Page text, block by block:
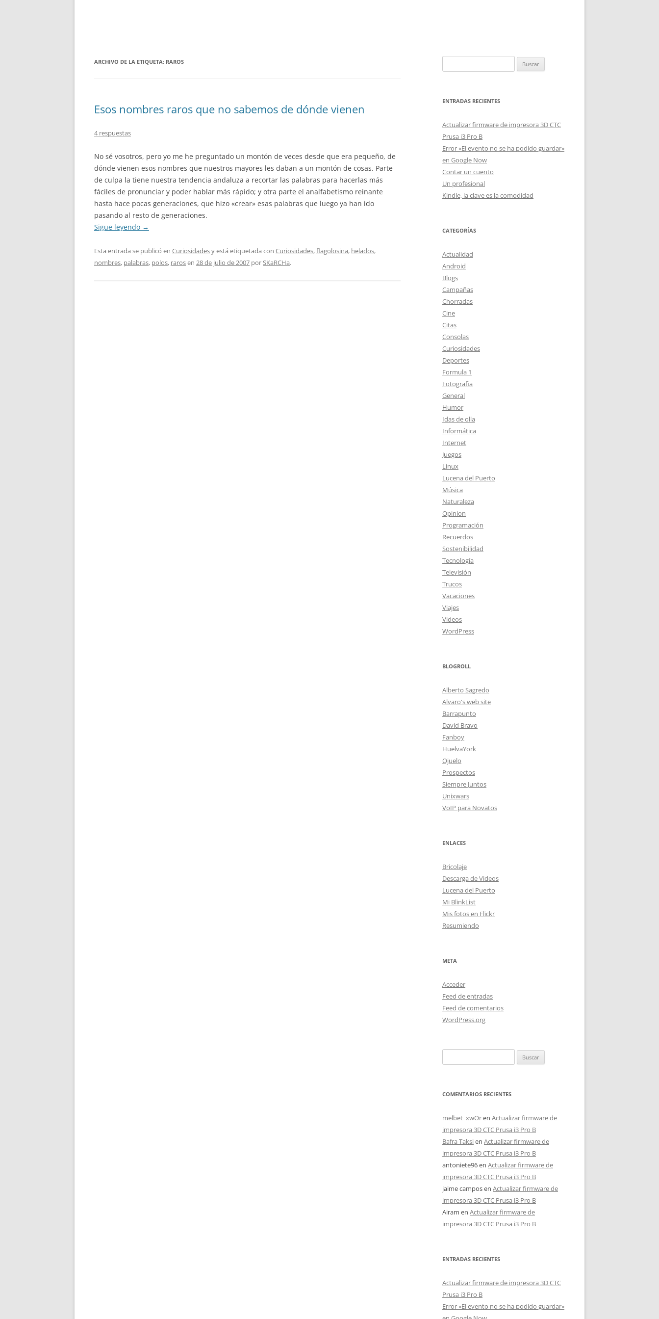
ARCHIVO DE LA ETIQUETA: RAROS
Esos nombres raros que no sabemos de dónde vienen
4 respuestas
No sé vosotros, pero yo me he preguntado un montón de veces desde que era pequeño, de
dónde vienen esos nombres que nuestros mayores les daban a un montón de cosas. Parte
de culpa la tiene nuestra tendencia andaluza a recortar las palabras para hacerlas más
fáciles de pronunciar y poder hablar más rápido; y otra parte el analfabetismo reinante
hasta hace pocas generaciones, que hizo «crear» esas palabras que luego ya han ido
pasando al resto de generaciones.
Sigue leyendo →
Esta entrada se publicó en Curiosidadesy está etiquetada con Curiosidades,flagolosina, helados,
nombres, palabras, polos, rarosen 28 de julio de 2007 porSKaRCHa.
ENTRADAS RECIENTES
Actualizar firmware de impresora 3D CTC
Prusa i3 Pro B
Error «El evento no se ha podido guardar»
en Google Now
Contar un cuento
Un profesional
Kindle, la clave es la comodidad
CATEGORÍAS
Actualidad
Android
Blogs
Campañas
Chorradas
Cine
Citas
Consolas
Curiosidades
Deportes
Formula 1
Fotografia
General
Humor
Idas de olla
Informática
Internet
Juegos
Linux
Lucena del Puerto
Música
Naturaleza
Opinion
Programación
Recuerdos
Sostenibilidad
Tecnología
Televisión
Trucos
Vacaciones
Viajes
Videos
WordPress
BLOGROLL
Alberto Sagredo
Alvaro's web site
Barrapunto
David Bravo
Fanboy
HuelvaYork
Ojuelo
Prospectos
Siempre Juntos
Unixwars
VoIP para Novatos
ENLACES
Bricolaje
Descarga de Videos
Lucena del Puerto
Mi BlinkList
Mis fotos en Flickr
Resumiendo
META
Acceder
Feed de entradas
Feed de comentarios
WordPress.org
COMENTARIOS RECIENTES
melbet_xwOren Actualizar firmware de
impresora 3D CTC Prusa i3 Pro B
Bafra Taksien Actualizar firmware de
impresora 3D CTC Prusa i3 Pro B
antoniete96en Actualizar firmware de
impresora 3D CTC Prusa i3 Pro B
jaime camposen Actualizar firmware de
impresora 3D CTC Prusa i3 Pro B
Airam en Actualizar firmware de
impresora 3D CTC Prusa i3 Pro B
ENTRADAS RECIENTES
Actualizar firmware de impresora 3D CTC
Prusa i3 Pro B
Error «El evento no se ha podido guardar»